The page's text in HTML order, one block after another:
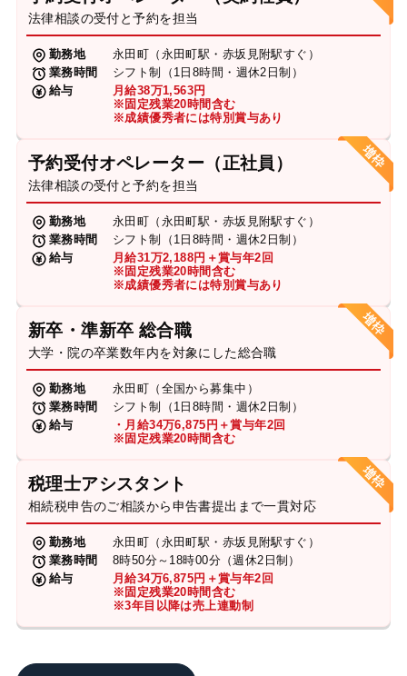
法律相談の受付と予約を担当
勤務地
永田町（永田町駅・赤坂見附駅すぐ）
業務時間
シフト制（1日8時間・週休2日制）
給与
月給38万1,563円
※固定残業20時間含む
※成績優秀者には特別賞与あり
予約受付オペレーター（正社員）
法律相談の受付と予約を担当
勤務地
永田町（永田町駅・赤坂見附駅すぐ）
業務時間
シフト制（1日8時間・週休2日制）
給与
月給31万2,188円＋賞与年2回
※固定残業20時間含む
※成績優秀者には特別賞与あり
新卒・準新卒 総合職
大学・院の卒業数年内を対象にした総合職
勤務地
永田町（全国から募集中）
業務時間
シフト制（1日8時間・週休2日制）
給与
・月給34万6,875円＋賞与年2回
※固定残業20時間含む
税理士アシスタント
相続税申告のご相談から申告書提出まで一貫対応
勤務地
永田町（永田町駅・赤坂見附駅すぐ）
業務時間
8時50分～18時00分（週休2日制）
給与
月給34万6,875円＋賞与年2回
※固定残業20時間含む
※3年目以降は売上連動制